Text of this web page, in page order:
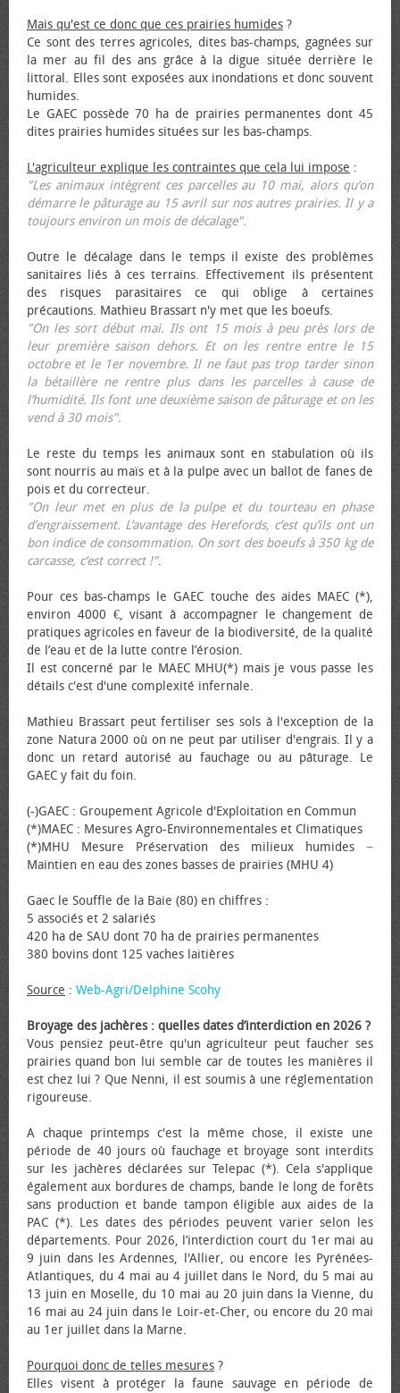
Mais qu'est ce donc que ces prairies humides ?
Ce sont des terres agricoles, dites bas-champs, gagnées sur
la mer au fil des ans grâce à la digue située derrière le
littoral. Elles sont exposées aux inondations et donc souvent
humides.
Le GAEC possède 70 ha de prairies permanentes dont 45
dites prairies humides situées sur les bas-champs.
L'agriculteur explique les contraintes que cela lui impose :
"Les animaux intègrent ces parcelles au 10 mai, alors qu’on
démarre le pâturage au 15 avril sur nos autres prairies. Il y a
toujours environ un mois de décalage".
Outre le décalage dans le temps il existe des problèmes
sanitaires liés à ces terrains. Effectivement ils présentent
des risques parasitaires ce qui oblige à certaines
précautions. Mathieu Brassart n'y met que les bœufs.
"On les sort début mai. Ils ont 15 mois à peu près lors de
leur première saison dehors. Et on les rentre entre le 15
octobre et le 1er novembre. Il ne faut pas trop tarder sinon
la bétaillère ne rentre plus dans les parcelles à cause de
l’humidité. Ils font une deuxième saison de pâturage et on les
vend à 30 mois".
Le reste du temps les animaux sont en stabulation où ils
sont nourris au maïs et à la pulpe avec un ballot de fanes de
pois et du correcteur.
"On leur met en plus de la pulpe et du tourteau en phase
d’engraissement. L’avantage des Herefords, c’est qu’ils ont un
bon indice de consommation. On sort des bœufs à 350 kg de
carcasse, c’est correct !".
Pour ces bas-champs le GAEC touche des aides MAEC (*),
environ 4000 €, visant à accompagner le changement de
pratiques agricoles en faveur de la biodiversité, de la qualité
de l’eau et de la lutte contre l’érosion.
Il est concerné par le MAEC MHU(*) mais je vous passe les
détails c'est d'une complexité infernale.
Mathieu Brassart peut fertiliser ses sols à l'exception de la
zone Natura 2000 où on ne peut par utiliser d'engrais. Il y a
donc un retard autorisé au fauchage ou au pâturage. Le
GAEC y fait du foin.
(-)GAEC : Groupement Agricole d'Exploitation en Commun
(*)MAEC : Mesures Agro-Environnementales et Climatiques
(*)MHU Mesure Préservation des milieux humides −
Maintien en eau des zones basses de prairies (MHU 4)
Gaec le Souffle de la Baie (80) en chiffres :
5 associés et 2 salariés
420 ha de SAU dont 70 ha de prairies permanentes
380 bovins dont 125 vaches laitières
Source : Web-Agri/Delphine Scohy
Broyage des jachères : quelles dates d’interdiction en 2026 ?
Vous pensiez peut-être qu'un agriculteur peut faucher ses
prairies quand bon lui semble car de toutes les manières il
est chez lui ? Que Nenni, il est soumis à une réglementation
rigoureuse.
A chaque printemps c'est la même chose, il existe une
période de 40 jours où fauchage et broyage sont interdits
sur les jachères déclarées sur Telepac (*). Cela s'applique
également aux bordures de champs, bande le long de forêts
sans production et bande tampon éligible aux aides de la
PAC (*). Les dates des périodes peuvent varier selon les
départements. Pour 2026, l’interdiction court du 1er mai au
9 juin dans les Ardennes, l'Allier, ou encore les Pyrénées-
Atlantiques, du 4 mai au 4 juillet dans le Nord, du 5 mai au
13 juin en Moselle, du 10 mai au 20 juin dans la Vienne, du
16 mai au 24 juin dans le Loir-et-Cher, ou encore du 20 mai
au 1er juillet dans la Marne.
Pourquoi donc de telles mesures ?
Elles visent à protéger la faune sauvage en période de